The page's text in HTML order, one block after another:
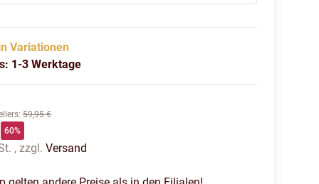
Variationen
1-3 Werktage
:59,95 €
60%
, zzgl.Versand